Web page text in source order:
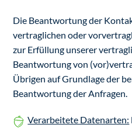
Die Beantwortung der
vertraglichen oder
zur Erfüllung unserer
Beantwortung von
Übrigen auf Grundlage der
Beantwortung der Anfragen.
Verarbeitete Datenarten: